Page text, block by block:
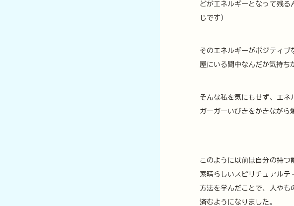
どがエネルギーとなって残る
じです）
そのエネルギーがポジティブ
屋にいる間中なんだか気持ち
そんな私を気にもせず、エネ
ガーガーいびきをかきながら
このように以前は自分の持つ
素晴らしいスピリチュアルテ
方法を学んだことで、人やも
済むようになりました。